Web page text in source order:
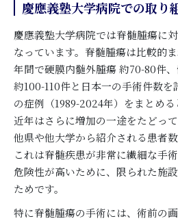
慶應義塾大学病院での取り
慶應義塾大学病院では脊髄腫瘍に
なっています。脊髄腫瘍は比較的
年間で硬膜内髄外腫瘍 約70-80件
約100-110件と日本一の手術件数を
の症例（1989-2024年）をまとめる
近年はさらに増加の一途をたどっ
他県や他大学から紹介される患者
これは脊髄疾患が非常に繊細な手
危険性が高いために、限られた施
ためです。
特に脊髄腫瘍の手術には、術前の